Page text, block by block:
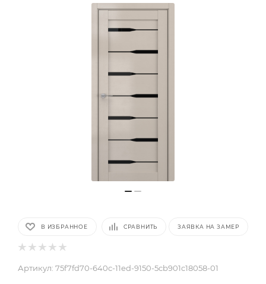
В ИЗБРАННОЕ СРАВНИТЬ ЗАЯВКА НА ЗАМЕР
Артикул: 75f7fd70-640c-11ed-9150-5cb901c18058-01